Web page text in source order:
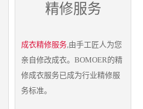
精修服务
成衣精修服务 ,由手工匠人为您
亲自修改成衣。BOMOER的精
修成衣服务已成为行业精修服
务标准。